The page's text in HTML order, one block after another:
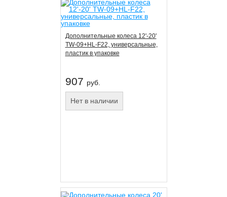
Дополнительные колеса 12'-20'
TW-09+HL-F22, универсальные,
пластик в упаковке
907 руб.
Нет в наличии